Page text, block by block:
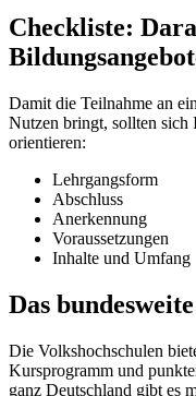
Checkliste:
Damit die Teilnahme an
Nutzen bringt, sollten sich
orientieren:
Lehrgangsform
Abschluss
Anerkennung
Voraussetzungen
Inhalte und Umfang
Das
Die Volkshochschulen
Kursprogramm und
ganz Deutschland gibt es